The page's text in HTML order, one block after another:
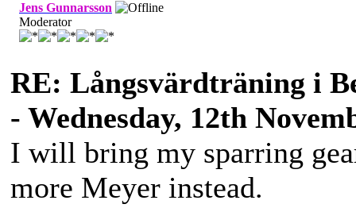
Jens Gunnarsson
Moderator
RE: Långsvärdträning i
- Wednesday, 12th
I will bring my sparring
more Meyer instead.